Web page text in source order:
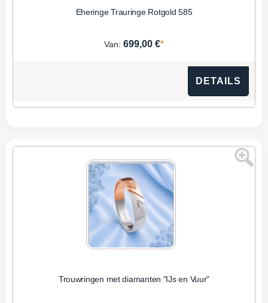
Eheringe Trauringe Rotgold 585
Van: 699,00 €*
DETAILS
Trouwringen met diamanten "IJs en Vuur"